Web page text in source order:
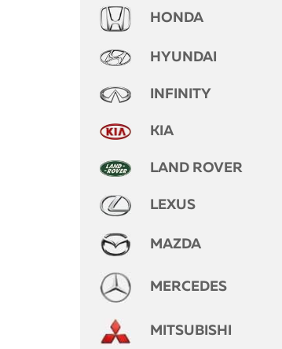
HONDA
HYUNDAI
INFINITY
KIA
LAND ROVER
LEXUS
MAZDA
MERCEDES
MITSUBISHI